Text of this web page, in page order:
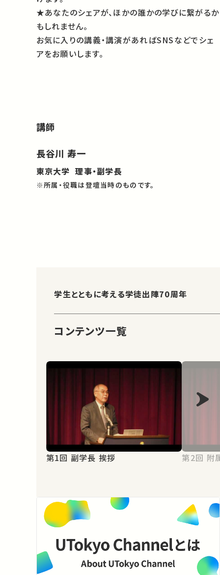
★あなたのシェアが、ほかの誰かの学びに繋がるか
もしれません。
お気に入りの講義・講演があればSNSなどでシェ
アをお願いします。
講師
長谷川 寿一
東京大学 理事・副学長
※所属・役職は登壇当時のものです。
学生とともに考える学徒出陣70周年
コンテンツ一覧
第1回 副学長 挨拶 第2